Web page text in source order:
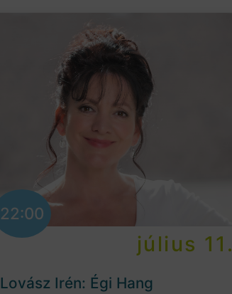
22:00
július 11.
Lovász Irén: Égi Hang